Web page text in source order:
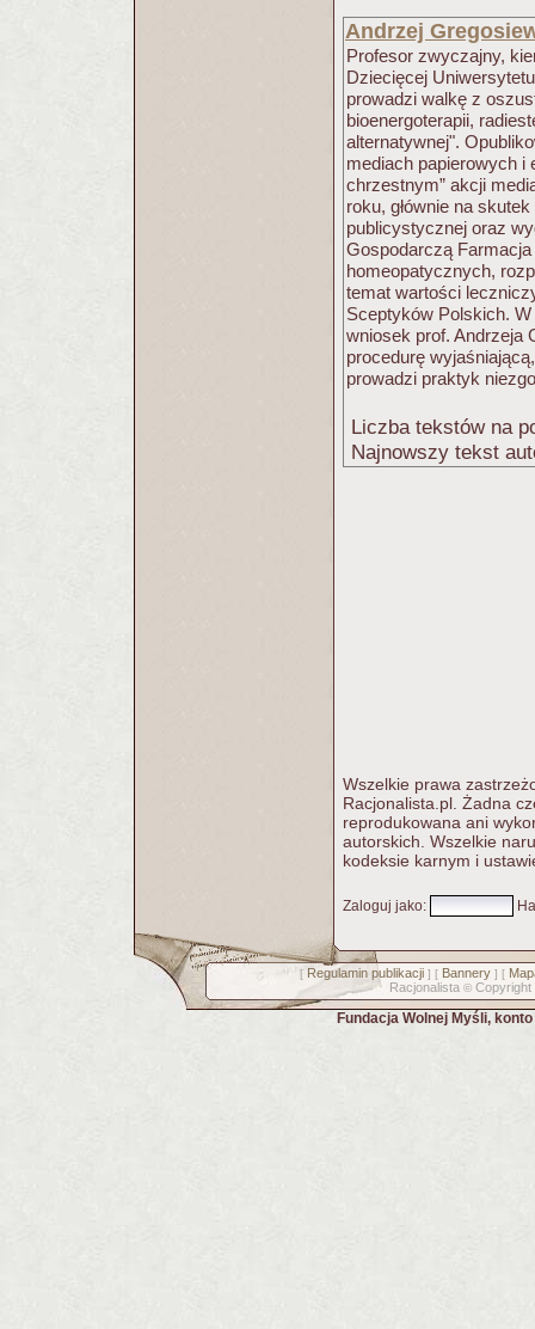
Andrzej
Profesor zwyczajny,
Dziecięcej
prowadzi walkę z
bioenergoterapii,
alternatywnej".
mediach papierowych i
chrzestnym” akcji
roku, głównie na
publicystycznej oraz
Gospodarczą
homeopatycznych,
temat wartości
Sceptyków Polskich.
wniosek prof. Andrzeja
procedurę
prowadzi praktyk
Liczba tekstów na
Najnowszy tekst
Wszelkie prawa
Racjonalista.pl. Żadna
reprodukowana ani
autorskich. Wszelkie
kodeksie karnym i
Zaloguj jako:
[ Regulamin publikacji] [ Bannery] [
Racjonalista © Copyright
Fundacja Wolnej Myśli,